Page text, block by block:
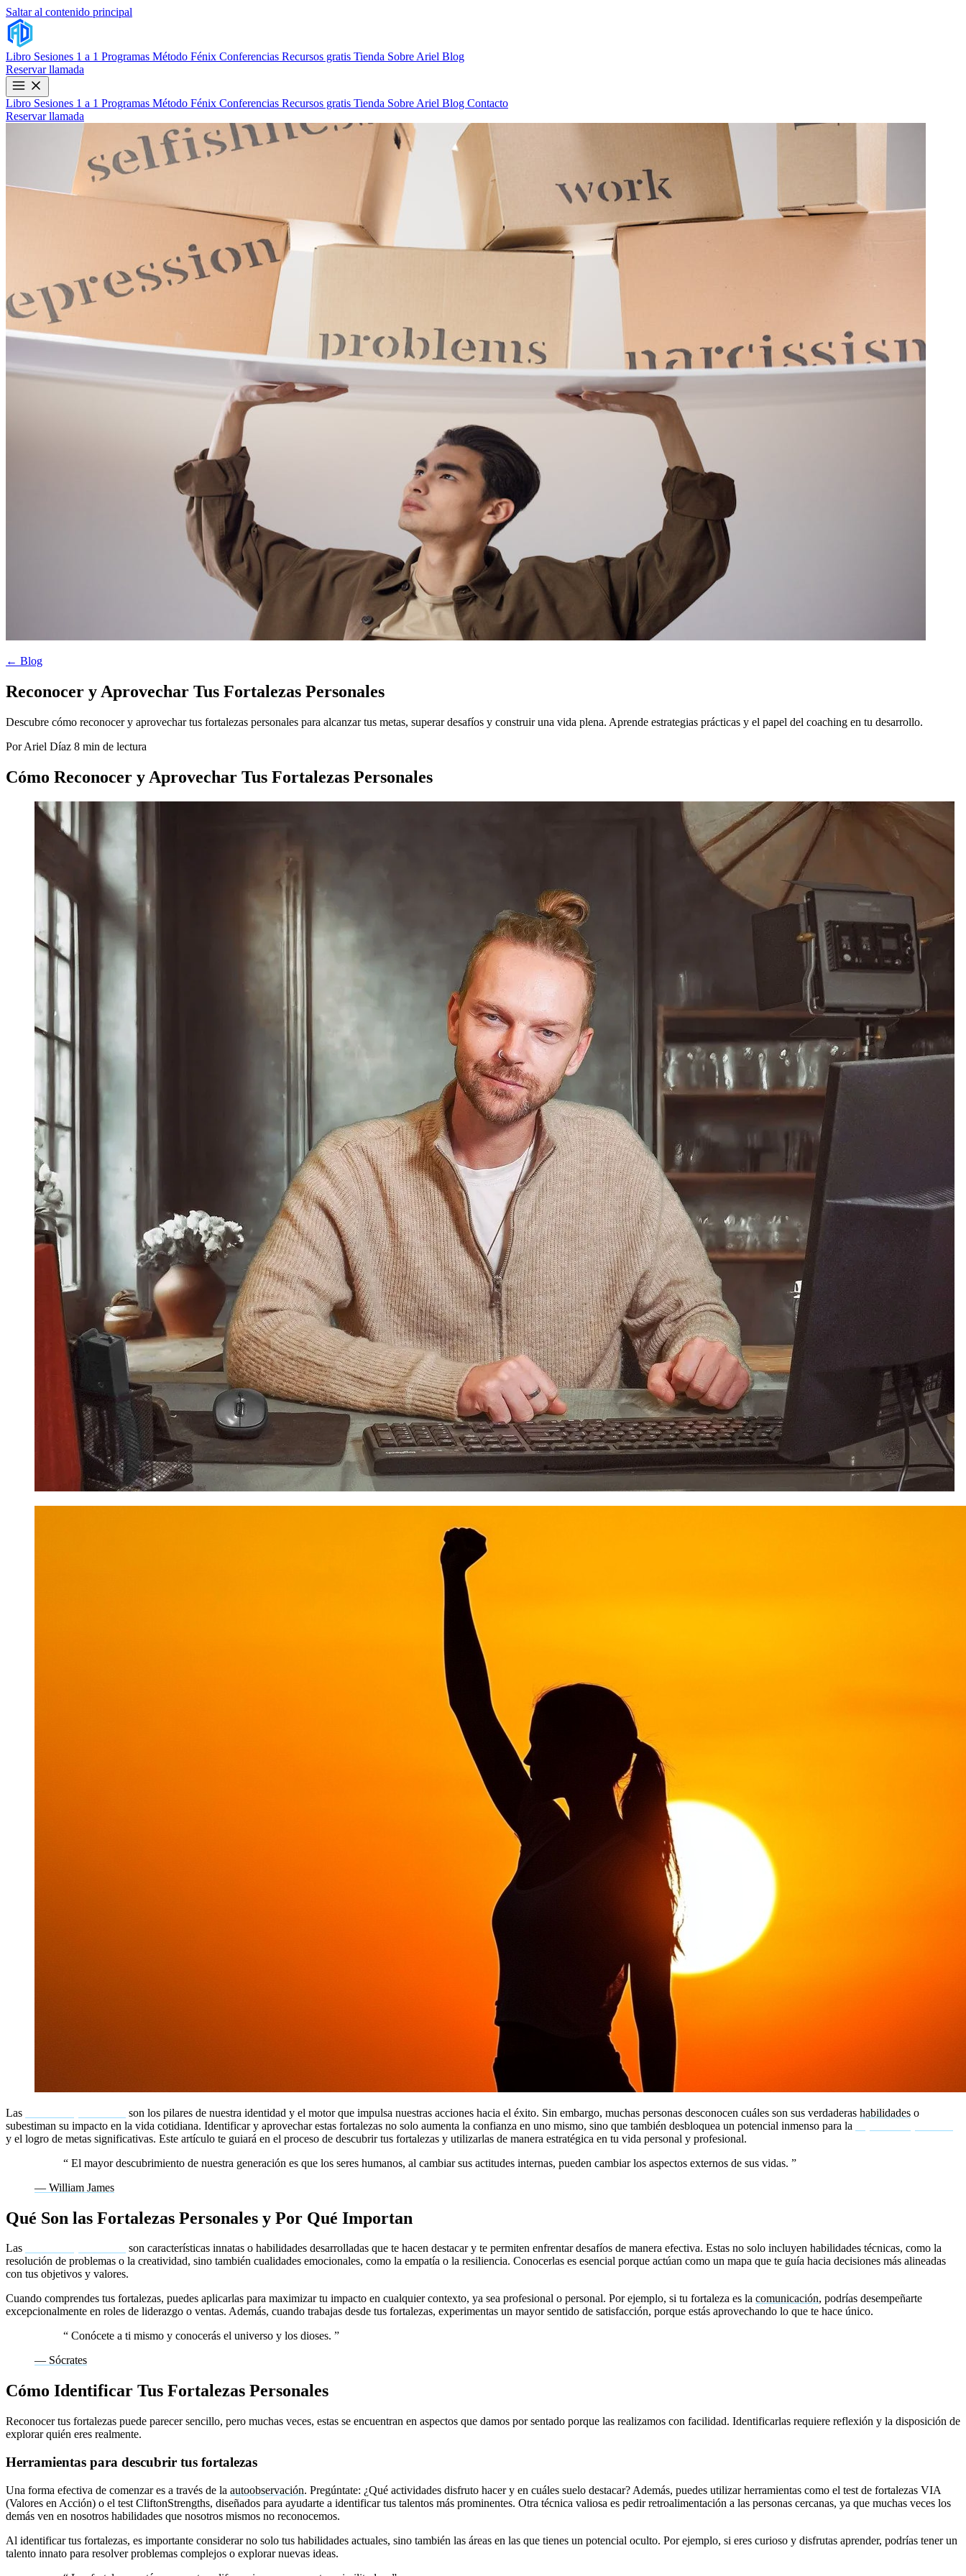
Saltar al contenido principal
Libro Sesiones 1 a 1 Programas Método Fénix Conferencias Recursos gratis Tienda Sobre Ariel Blog
Reservar llamada
Libro Sesiones 1 a 1 Programas Método Fénix Conferencias Recursos gratis Tienda Sobre Ariel Blog Contacto
Reservar llamada
← Blog
Reconocer y Aprovechar Tus Fortalezas Personales
Descubre cómo reconocer y aprovechar tus fortalezas personales para alcanzar tus metas, superar desafíos y construir una vida plena. Aprende estrategias prácticas y el papel del coaching en tu desarrollo.
Por Ariel Díaz 8 min de lectura
Cómo Reconocer y Aprovechar Tus Fortalezas Personales
Las son los pilares de nuestra identidad y el motor que impulsa nuestras acciones hacia el éxito. Sin embargo, muchas personas desconocen cuáles son sus verdaderas habilidades o
subestiman su impacto en la vida cotidiana. Identificar y aprovechar estas fortalezas no solo aumenta la confianza en uno mismo, sino que también desbloquea un potencial inmenso para la
y el logro de metas significativas. Este artículo te guiará en el proceso de descubrir tus fortalezas y utilizarlas de manera estratégica en tu vida personal y profesional.
“ El mayor descubrimiento de nuestra generación es que los seres humanos, al cambiar sus actitudes internas, pueden cambiar los aspectos externos de sus vidas. ”
— William James
Qué Son las Fortalezas Personales y Por Qué Importan
Las
son características innatas o habilidades desarrolladas que te hacen destacar y te permiten enfrentar desafíos de manera efectiva. Estas no solo incluyen habilidades técnicas, como la
resolución de problemas o la creatividad, sino también cualidades emocionales, como la empatía o la resiliencia. Conocerlas es esencial porque actúan como un mapa que te guía hacia decisiones más alineadas
con tus objetivos y valores.
Cuando comprendes tus fortalezas, puedes aplicarlas para maximizar tu impacto en cualquier contexto, ya sea profesional o personal. Por ejemplo, si tu fortaleza es la comunicación, podrías desempeñarte
excepcionalmente en roles de liderazgo o ventas. Además, cuando trabajas desde tus fortalezas, experimentas un mayor sentido de satisfacción, porque estás aprovechando lo que te hace único.
“ Conócete a ti mismo y conocerás el universo y los dioses. ”
— Sócrates
Cómo Identificar Tus Fortalezas Personales
Reconocer tus fortalezas puede parecer sencillo, pero muchas veces, estas se encuentran en aspectos que damos por sentado porque las realizamos con facilidad. Identificarlas requiere reflexión y la disposición de
explorar quién eres realmente.
Herramientas para descubrir tus fortalezas
Una forma efectiva de comenzar es a través de la autoobservación. Pregúntate: ¿Qué actividades disfruto hacer y en cuáles suelo destacar? Además, puedes utilizar herramientas como el test de fortalezas VIA
(Valores en Acción) o el test CliftonStrengths, diseñados para ayudarte a identificar tus talentos más prominentes. Otra técnica valiosa es pedir retroalimentación a las personas cercanas, ya que muchas veces los
demás ven en nosotros habilidades que nosotros mismos no reconocemos.
Al identificar tus fortalezas, es importante considerar no solo tus habilidades actuales, sino también las áreas en las que tienes un potencial oculto. Por ejemplo, si eres curioso y disfrutas aprender, podrías tener un
talento innato para resolver problemas complejos o explorar nuevas ideas.